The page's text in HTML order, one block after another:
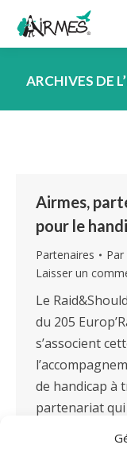
ARCHIVES DE
Airmes,
pour le
Partenaires Par
Laisser un
Le
du 205
s’associent
de handicap à
partenariat